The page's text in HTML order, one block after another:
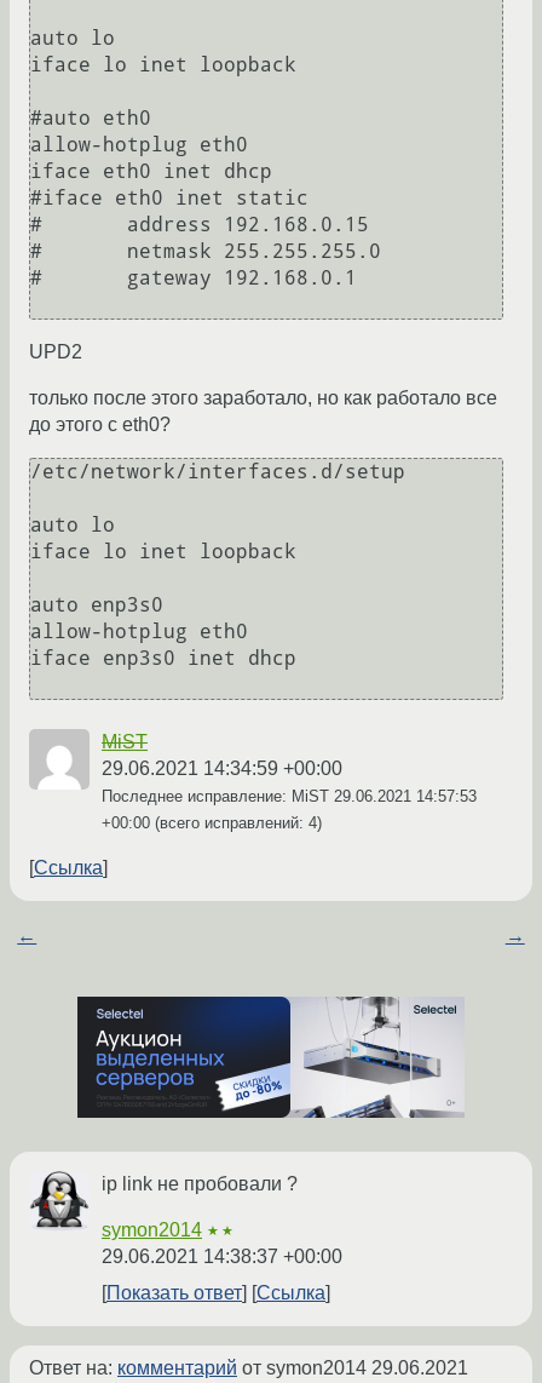
auto lo
iface lo inet loopback
#auto eth0
allow-hotplug eth0
iface eth0 inet dhcp
#iface eth0 inet static
#       address 192.168.0.15
#       netmask 255.255.255.0
#       gateway 192.168.0.1
UPD2
только после этого заработало, но как работало все
до этого с eth0?
/etc/network/interfaces.d/setup
auto lo
iface lo inet loopback
auto enp3s0
allow-hotplug eth0
iface enp3s0 inet dhcp
MiST
29.06.2021 14:34:59 +00:00
Последнее исправление: MiST 29.06.2021 14:57:53
+00:00 (всего исправлений: 4)
Ссылка
← →
ip link не пробовали ?
symon2014 ★★
29.06.2021 14:38:37 +00:00
Показать ответ
Ссылка
Ответ на: комментарий от symon2014 29.06.2021